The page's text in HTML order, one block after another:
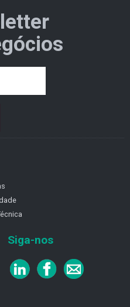
Siga-nos